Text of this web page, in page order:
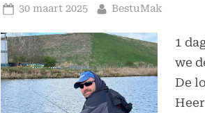
Geplaatst
30 maart 2025 Door
BestuMak
1
we
De